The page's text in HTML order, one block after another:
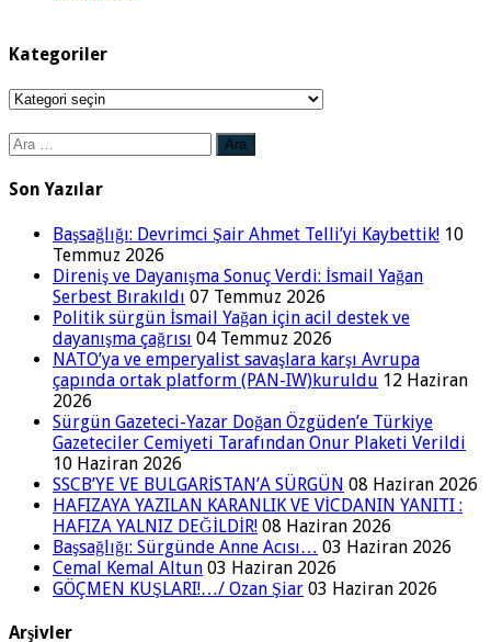
Kategoriler
Kategoriler
Arama:
Son Yazılar
Başsağlığı: Devrimci Şair Ahmet Telli’yi Kaybettik! 10
Temmuz 2026
Direniş ve Dayanışma Sonuç Verdi: İsmail Yağan
Serbest Bırakıldı 07 Temmuz 2026
Politik sürgün İsmail Yağan için acil destek ve
dayanışma çağrısı 04 Temmuz 2026
NATO’ya ve emperyalist savaşlara karşı Avrupa
çapında ortak platform (PAN-IW)kuruldu 12 Haziran
2026
Sürgün Gazeteci-Yazar Doğan Özgüden’e Türkiye
Gazeteciler Cemiyeti Tarafından Onur Plaketi Verildi
10 Haziran 2026
SSCB’YE VE BULGARİSTAN’A SÜRGÜN 08 Haziran 2026
HAFIZAYA YAZILAN KARANLIK VE VİCDANIN YANITI :
HAFIZA YALNIZ DEĞİLDİR! 08 Haziran 2026
Başsağlığı: Sürgünde Anne Acısı… 03 Haziran 2026
Cemal Kemal Altun 03 Haziran 2026
GÖÇMEN KUŞLARI!…/ Ozan Şiar 03 Haziran 2026
Arşivler